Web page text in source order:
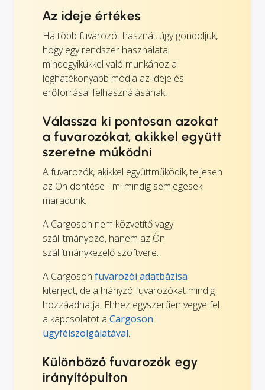
Az ideje értékes
Ha több fuvarozót használ, úgy gondoljuk,
hogy egy rendszer használata
mindegyikükkel való munkához a
leghatékonyabb módja az ideje és
erőforrásai felhasználásának.
Válassza ki pontosan azokat
a fuvarozókat, akikkel együtt
szeretne működni
A fuvarozók, akikkel együttműködik, teljesen
az Ön döntése - mi mindig semlegesek
maradunk.
A Cargoson nem közvetítő vagy
szállítmányozó, hanem az Ön
szállítmánykezelő szoftvere.
A Cargoson fuvarozói adatbázisa
kiterjedt, de a hiányzó fuvarozókat mindig
hozzáadhatja. Ehhez egyszerűen vegye fel
a kapcsolatot a Cargoson
ügyfélszolgálatával.
Különböző fuvarozók egy
irányítópulton